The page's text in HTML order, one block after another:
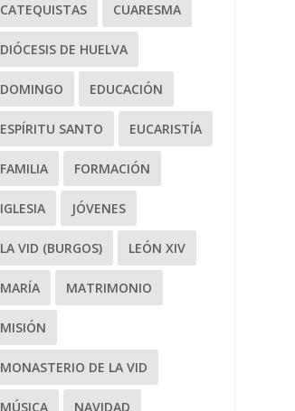
CATEQUISTAS CUARESMA
DIÓCESIS DE HUELVA
DOMINGO EDUCACIÓN
ESPÍRITU SANTO EUCARISTÍA
FAMILIA FORMACIÓN
IGLESIA JÓVENES
LA VID (BURGOS) LEÓN XIV
MARÍA MATRIMONIO
MISIÓN
MONASTERIO DE LA VID
MÚSICA NAVIDAD